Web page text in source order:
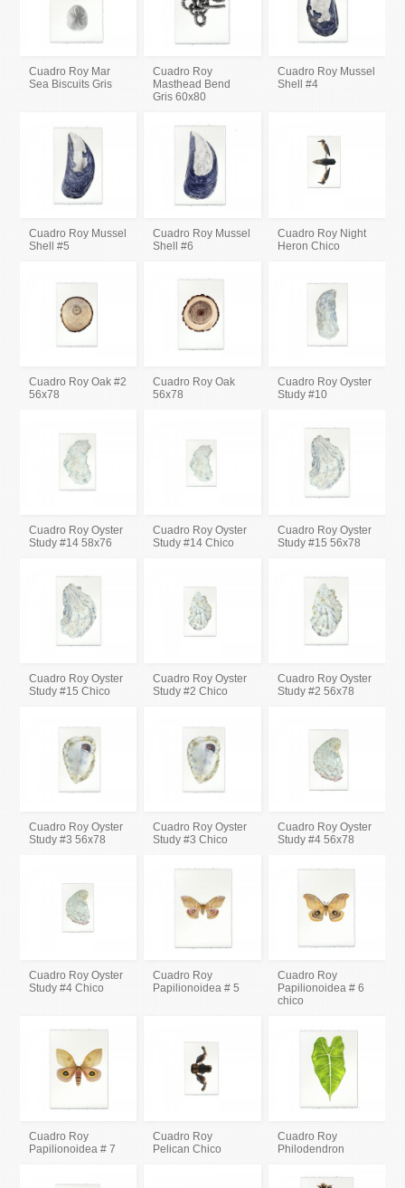
Cuadro Roy Mar
Sea Biscuits Gris
Cuadro Roy
Masthead Bend
Gris 60x80
Cuadro Roy Mussel
Shell #4
Cuadro Roy Mussel
Shell #5
Cuadro Roy Mussel
Shell #6
Cuadro Roy Night
Heron Chico
Cuadro Roy Oak #2
56x78
Cuadro Roy Oak
56x78
Cuadro Roy Oyster
Study #10
Cuadro Roy Oyster
Study #14 58x76
Cuadro Roy Oyster
Study #14 Chico
Cuadro Roy Oyster
Study #15 56x78
Cuadro Roy Oyster
Study #15 Chico
Cuadro Roy Oyster
Study #2 Chico
Cuadro Roy Oyster
Study #2 56x78
Cuadro Roy Oyster
Study #3 56x78
Cuadro Roy Oyster
Study #3 Chico
Cuadro Roy Oyster
Study #4 56x78
Cuadro Roy Oyster
Study #4 Chico
Cuadro Roy
Papilionoidea # 5
Cuadro Roy
Papilionoidea # 6
chico
Cuadro Roy
Papilionoidea # 7
Cuadro Roy
Pelican Chico
Cuadro Roy
Philodendron